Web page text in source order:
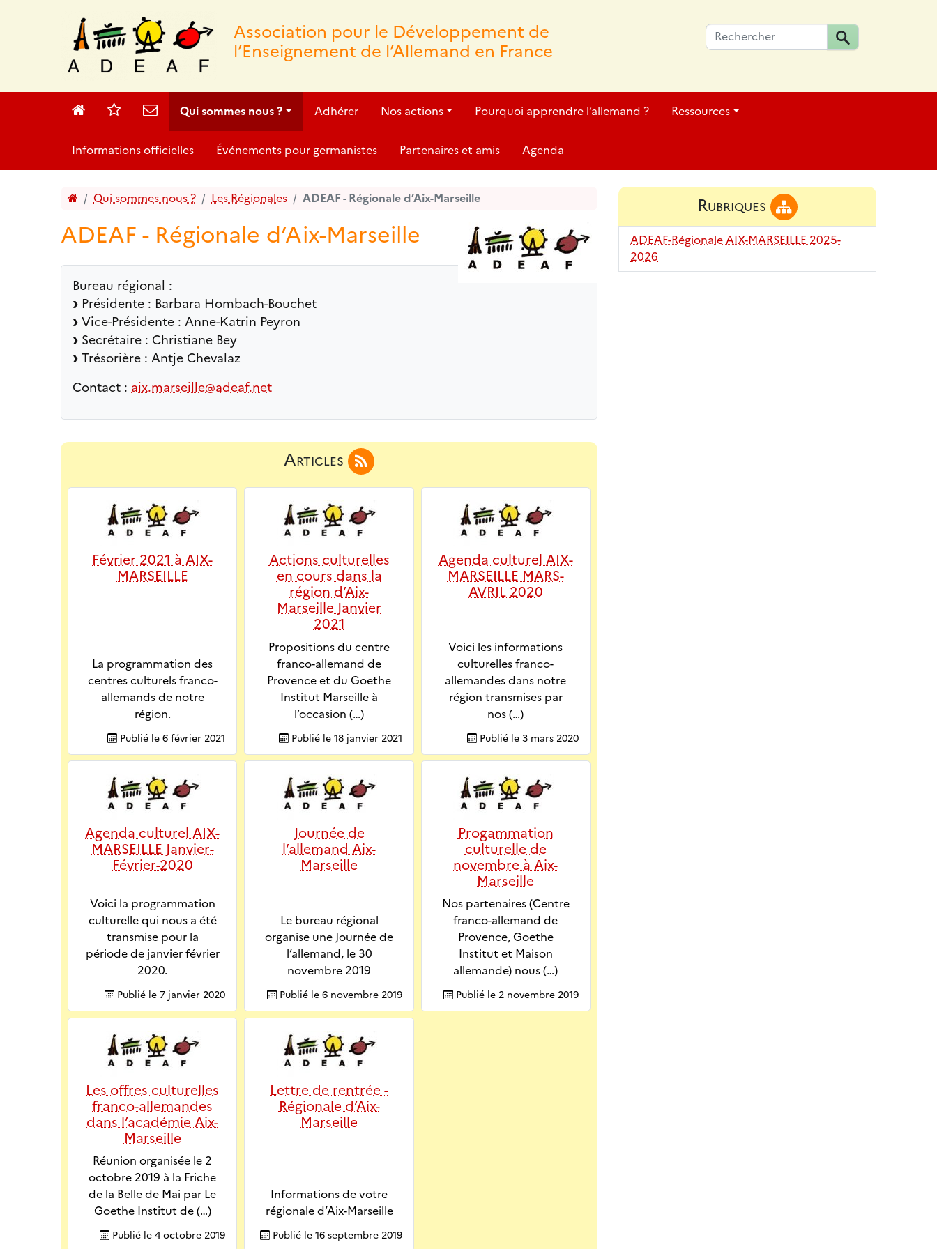
Association pour le Développement de
l’Enseignement de l’Allemand en France
AccueilSites ContactQui sommes nous ? Adhérer Nos actions Pourquoi apprendre l’allemand ? Ressources
Informations officielles Événements pour germanistes Partenaires et amis Agenda
Accueil
Qui sommes nous ? Les Régionales ADEAF - Régionale d’Aix-Marseille
ADEAF - Régionale d’Aix-Marseille
Bureau régional :
Présidente : Barbara Hombach-Bouchet
Vice-Présidente : Anne-Katrin Peyron
Secrétaire : Christiane Bey
Trésorière : Antje Chevalaz
Contact : aix.marseille@adeaf.net
Articles
Février 2021 à AIX-
MARSEILLE
La programmation des
centres culturels franco-
allemands de notre
région.
Publié le6 février 2021
Actions culturelles
en cours dans la
région d’Aix-
Marseille Janvier
2021
Propositions du centre
franco-allemand de
Provence et du Goethe
Institut Marseille à
l’occasion (…)
Publié le 18 janvier 2021
Agenda culturel AIX-
MARSEILLE MARS-
AVRIL 2020
Voici les informations
culturelles franco-
allemandes dans notre
région transmises par
nos (…)
Publié le3 mars 2020
Agenda culturel AIX-
MARSEILLE Janvier-
Février-2020
Voici la programmation
culturelle qui nous a été
transmise pour la
période de janvier février
2020.
Publié le 7 janvier 2020
Journée de
l’allemand Aix-
Marseille
Le bureau régional
organise une Journée de
l’allemand, le 30
novembre 2019
Publié le 6 novembre 2019
Progammation
culturelle de
novembre à Aix-
Marseille
Nos partenaires (Centre
franco-allemand de
Provence, Goethe
Institut et Maison
allemande) nous (…)
Publié le 2 novembre 2019
Les offres culturelles
franco-allemandes
dans l’académie Aix-
Marseille
Réunion organisée le 2
octobre 2019 à la Friche
de la Belle de Mai par Le
Goethe Institut de (…)
Publié le4 octobre 2019
Lettre de rentrée -
Régionale d’Aix-
Marseille
Informations de votre
régionale d’Aix-Marseille
Publié le 16 septembre 2019
Rubriques
ADEAF-Régionale AIX-MARSEILLE 2025-
2026